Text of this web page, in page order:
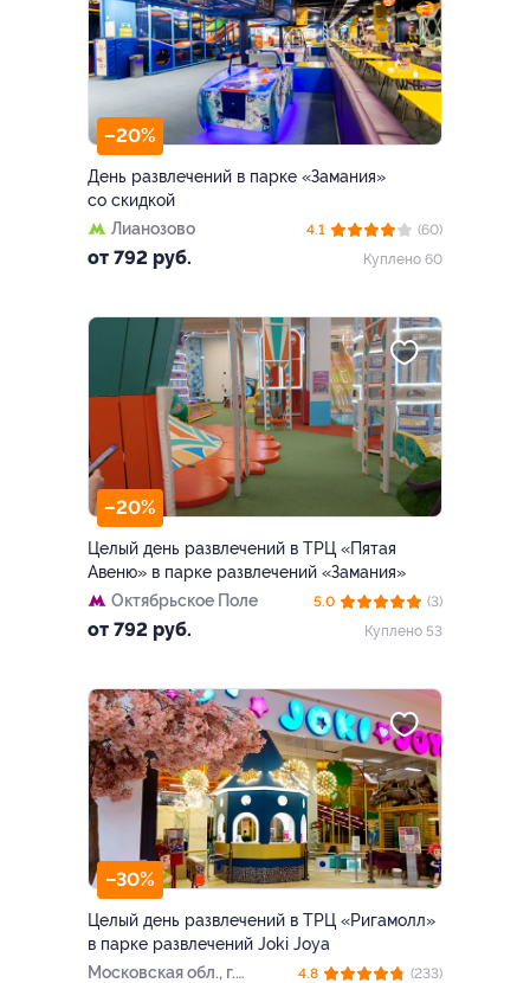
–20%
День развлечений в парке «Замания»
со скидкой
Лианозово
от 792 руб.
4.1
(60)
Куплено 60
–20%
Целый день развлечений в ТРЦ «Пятая
Авеню» в парке развлечений «Замания»
Октябрьское Поле
от 792 руб.
5.0
(3)
Куплено 53
–30%
Целый день развлечений в ТРЦ «Ригамолл»
в парке развлечений Joki Joya
Московская обл., г.
4.8
(233)